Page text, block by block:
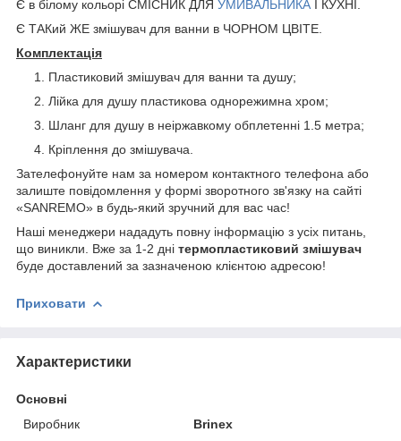
Є в білому кольорі СМІСНИК ДЛЯ УМИВАЛЬНИКА І КУХНІ.
Є ТАКий ЖЕ змішувач для ванни в ЧОРНОМ ЦВІТЕ.
Комплектація
Пластиковий змішувач для ванни та душу;
Лійка для душу пластикова однорежимна хром;
Шланг для душу в неіржавкому обплетенні 1.5 метра;
Кріплення до змішувача.
Зателефонуйте нам за номером контактного телефона або
залиште повідомлення у формі зворотного зв'язку на сайті
«SANREMO» в будь-який зручний для вас час!
Наші менеджери нададуть повну інформацію з усіх питань,
що виникли. Вже за 1-2 дні термопластиковий змішувач
буде доставлений за зазначеною клієнтою адресою!
Приховати
Характеристики
Основні
Виробник
Brinex